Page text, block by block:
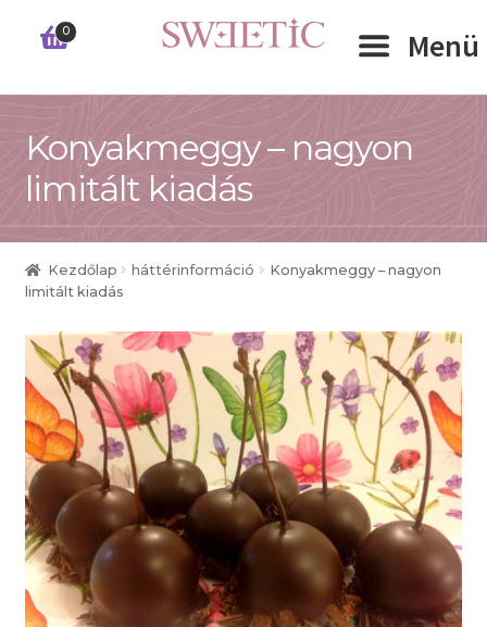
Ugrás
Kilépés
0 Menü
RÓLUNK
WEBSHOP
KAPCSOLAT
Konyakmeggy – nagyon
limitált kiadás
Kezdőlap háttérinformáció
Konyakmeggy – nagyon
limitált kiadás